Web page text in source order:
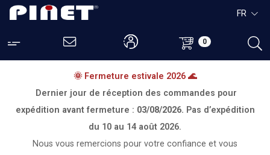
0
FR
🌞 Fermeture estivale 2026 🌊
Dernier jour de réception des commandes pour
expédition avant fermeture : 03/08/2026. Pas d’expédition
du 10 au 14 août 2026.
Nous vous remercions pour votre confiance et vous